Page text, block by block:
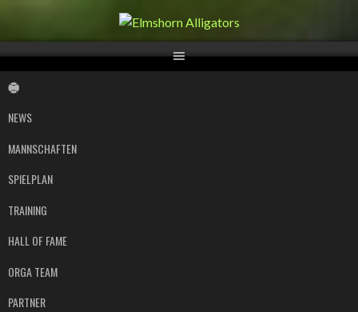
Inhalt
NEWS
MANNSCHAFTEN
SPIELPLAN
TRAINING
HALL OF FAME
ORGA TEAM
PARTNER